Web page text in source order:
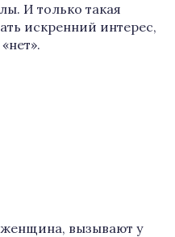
И только такая
искренний интерес,
вызывают у